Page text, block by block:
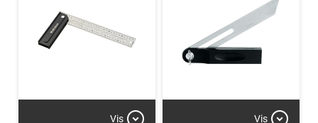
Vis Vis